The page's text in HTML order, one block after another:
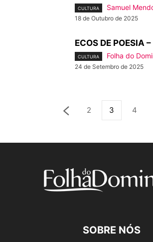
CULTURA Samuel
18 de Outubro de 2025
ECOS DE POESIA
CULTURA Folha do
24 de Setembro de 2025
2 3 4
SOBRE NÓS